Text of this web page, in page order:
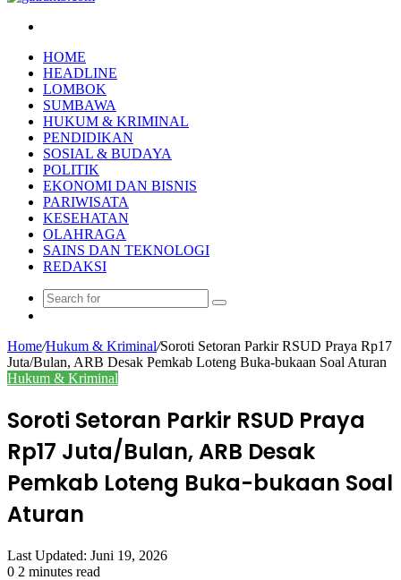
HOME
HEADLINE
LOMBOK
SUMBAWA
HUKUM & KRIMINAL
PENDIDIKAN
SOSIAL & BUDAYA
POLITIK
EKONOMI DAN BISNIS
PARIWISATA
KESEHATAN
OLAHRAGA
SAINS DAN TEKNOLOGI
REDAKSI
Search
Home/Hukum & Kriminal/Soroti Setoran Parkir RSUD Praya Rp17
Juta/Bulan, ARB Desak Pemkab Loteng Buka-bukaan Soal Aturan
Hukum & Kriminal
Soroti Setoran Parkir RSUD Praya
Rp17 Juta/Bulan, ARB Desak
Pemkab Loteng Buka-bukaan Soal
Aturan
Last Updated: Juni 19, 2026
0 2 minutes read